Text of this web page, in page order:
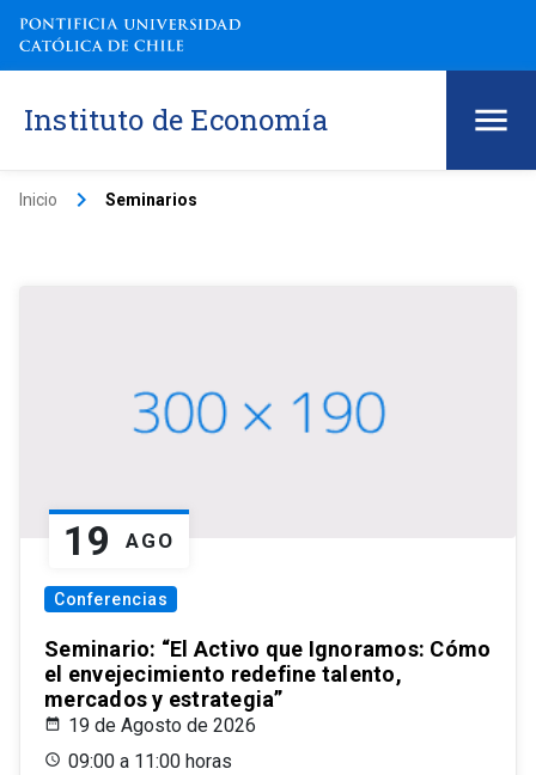
Instituto de Economía
Inicio keyboard_arrow_right Seminarios
19 AGO
Conferencias
Seminario: “El Activo que Ignoramos: Cómo
el envejecimiento redefine talento,
mercados y estrategia”
19 de Agosto de 2026
09:00 a 11:00 horas